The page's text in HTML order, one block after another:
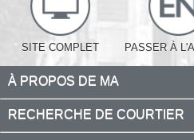
SITE COMPLET PASSER À
À PROPOS DE MA
RECHERCHE DE COURTIER